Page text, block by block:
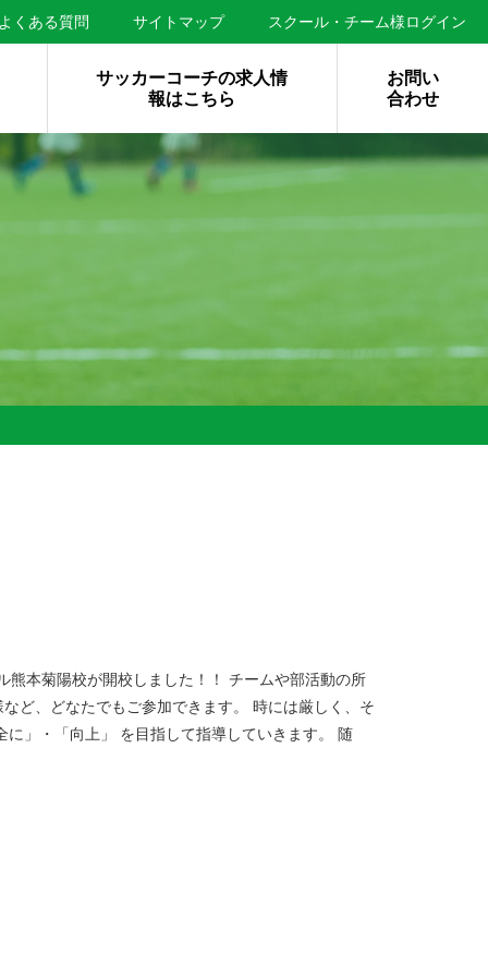
くある質問 サイトマップ スクール・チーム様ログイン
サッカーコーチの求人情
報はこちら
お問い
合わせ
本菊陽校が開校しました！！ チームや部活動の所
ど、どなたでもご参加できます。 時には厳しく、そ
」・「向上」 を目指して指導していきます。 随